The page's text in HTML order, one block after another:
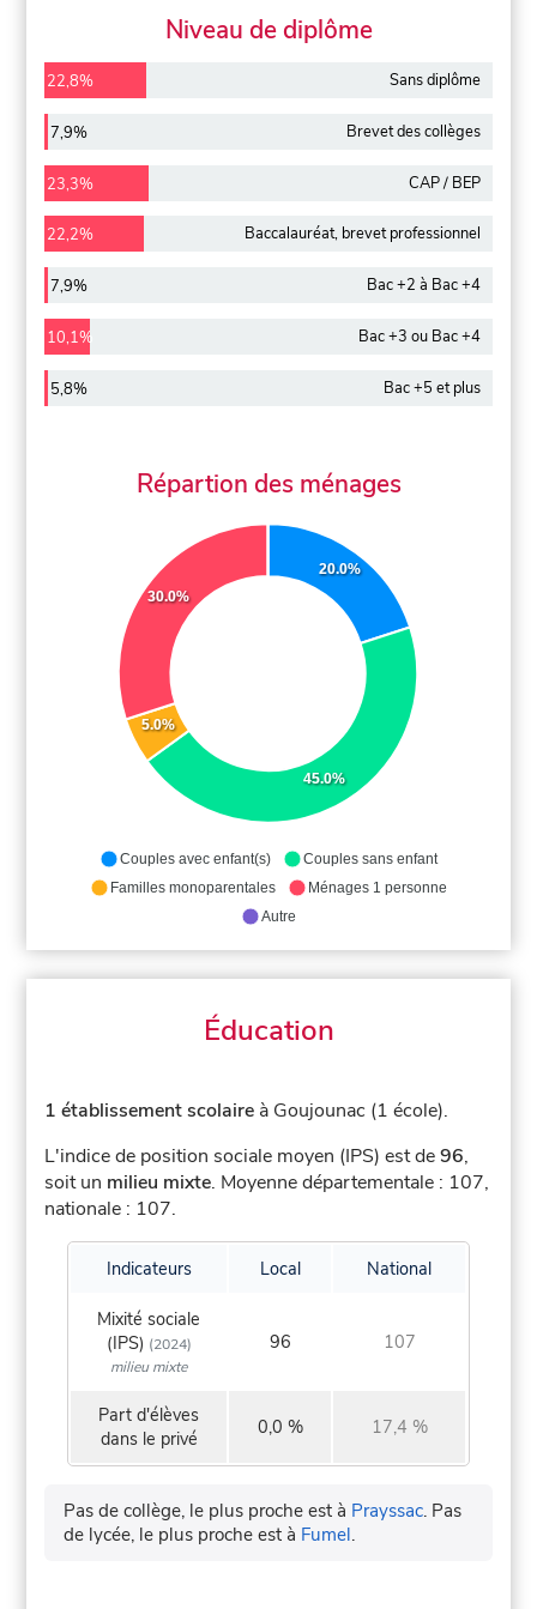
Niveau de diplôme
22,8% Sans diplôme
7,9% Brevet des collèges
23,3% CAP / BEP
22,2% Baccalauréat, brevet professionnel
7,9% Bac +2 à Bac +4
10,1% Bac +3 ou Bac +4
5,8% Bac +5 et plus
Répartion des ménages
20.0%
45.0%
5.0%
30.0%
Couples avec enfant(s)
Couples sans enfant
Familles monoparentales
Ménages 1 personne
Autre
Éducation
1 établissement scolaire à Goujounac (1 école).
L'indice de position sociale moyen (IPS) est de96,
soit un milieu mixte. Moyenne départementale : 107,
nationale : 107.
Indicateurs Local National
Mixité sociale
(IPS) (2024)
milieu mixte
96 107
Part d'élèves
dans le privé
0,0 % 17,4 %
Pas de collège, le plus proche est à Prayssac. Pas
de lycée, le plus proche est à Fumel.